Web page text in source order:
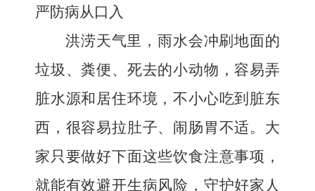
严防病从口入
洪涝天气里，雨水会冲刷地面的
垃圾、粪便、死去的小动物，容易弄
脏水源和居住环境，不小心吃到脏东
西，很容易拉肚子、闹肠胃不适。大
家只要做好下面这些饮食注意事项，
就能有效避开生病风险，守护好家人